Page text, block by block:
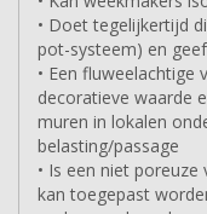
• Doet tegelijkertijd
pot-systeem) en
• Een fluweelachtige
decoratieve waarde
muren in lokalen
belasting/passage
• Is een niet
kan toegepast